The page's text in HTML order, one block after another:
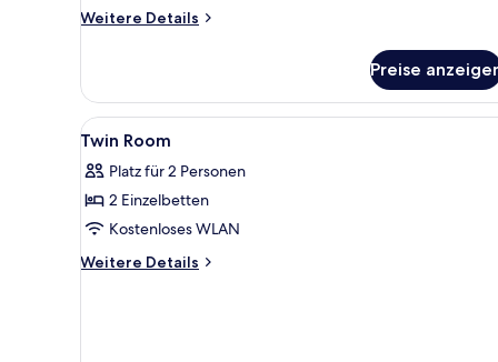
Weitere Details
Weitere
Flussblick
Preise
Alle
Fotos
für
Twin
Room
anzeigen
Zimmersafe, Schreibtisch,
3
Twin Room
Platz für 2 Personen
2 Einzelbetten
Kostenloses WLAN
Weitere Details
Weitere